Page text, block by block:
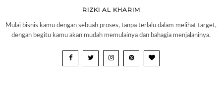
RIZKI AL KHARIM
Mulai bisnis kamu dengan sebuah proses, tanpa terlalu dalam melihat target,
dengan begitu kamu akan mudah memulainya dan bahagia menjalaninya.